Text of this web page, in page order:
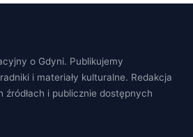
o Gdyni. Publikujemy
i materiały kulturalne. Redakcja
źródłach i publicznie dostępnych